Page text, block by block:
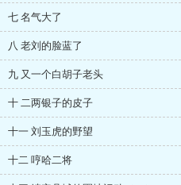
七 名气大了
八 老刘的脸蓝了
九 又一个白胡子老头
十 二两银子的皮子
十一 刘玉虎的野望
十二 哼哈二将